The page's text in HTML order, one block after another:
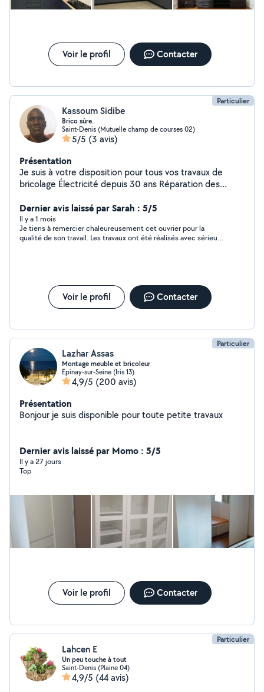
Voir le profil Contacter
Particulier
Kassoum Sidibe
Brico sûre.
Saint-Denis (Mutuelle champ de courses 02)
5/5 (3 avis)
Présentation
Je suis à votre disposition pour tous vos travaux de
bricolage Électricité depuis 30 ans Réparation des
Montage des meubles en kit Objectif accomplissement
avec beaucoup de satisfactions
Dernier avis laissé par Sarah : 5/5
Il y a 1 mois
Je tiens à remercier chaleureusement cet ouvrier pour la
qualité de son travail. Les travaux ont été réalisés avec sérieux,
Voir le profil Contacter
Particulier
Lazhar Assas
Montage meuble et bricoleur
Épinay-sur-Seine (Iris 13)
4,9/5 (200 avis)
Présentation
Bonjour je suis disponible pour toute petite travaux
Dernier avis laissé par Momo : 5/5
Il y a 27 jours
Top
Voir le profil Contacter
Particulier
Lahcen E
Un peu touche à tout
Saint-Denis (Plaine 04)
4,9/5 (44 avis)